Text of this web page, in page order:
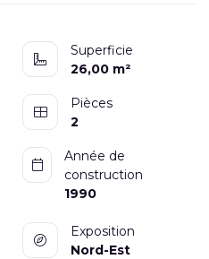
Superficie
26,00 m²
Pièces
2
Année de
construction
1990
Exposition
Nord-Est